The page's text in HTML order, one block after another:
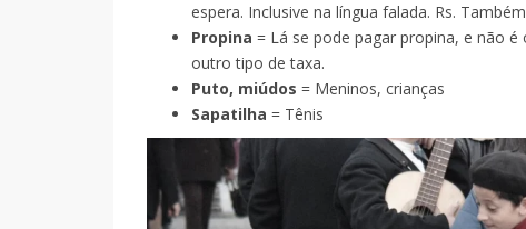
espera. Inclusive na língua falada. Rs.
Propina = Lá se pode pagar propina, e não
outro tipo de taxa.
Puto, miúdos = Meninos, crianças
Sapatilha = Tênis